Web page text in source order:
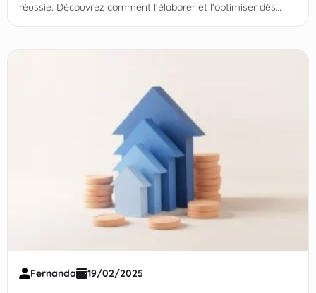
réussie. Découvrez comment l'élaborer et l'optimiser dès
Fernanda 19/02/2025